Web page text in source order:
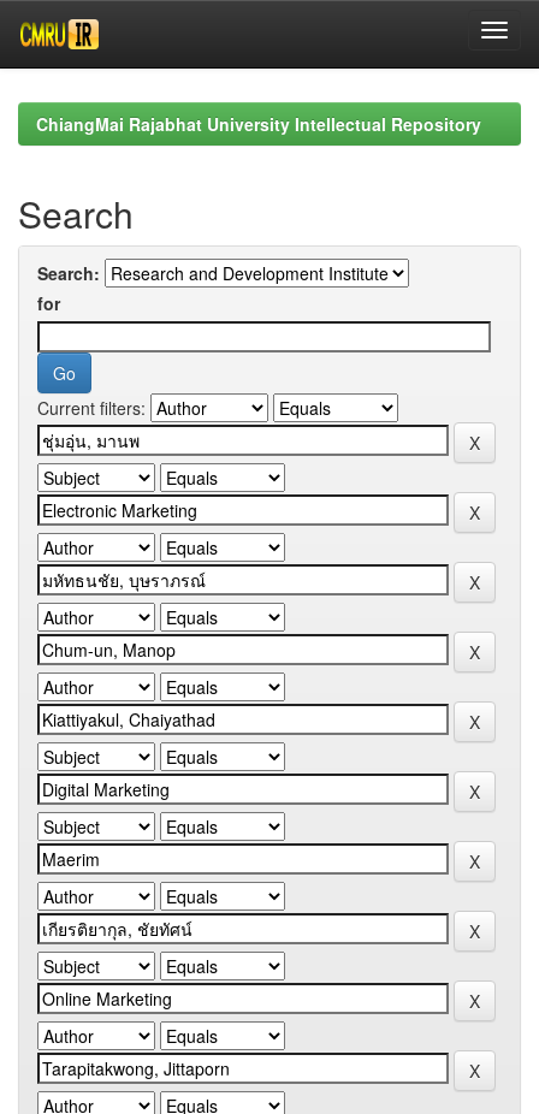
navigationChiangMai Rajabhat University Intellectual Repository
Search
Search:
for
Current filters: